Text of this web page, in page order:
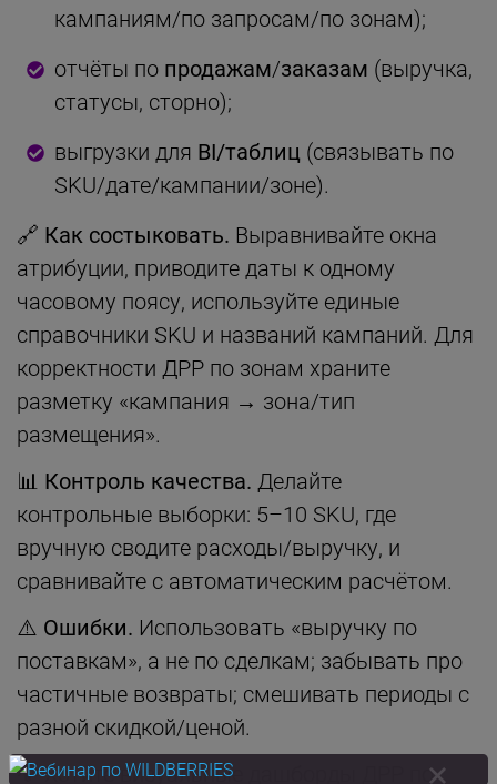
кампаниям/по запросам/по зонам);
отчёты по продажам/заказам (выручка,
статусы, сторно);
выгрузки для BI/таблиц (связывать по
SKU/дате/кампании/зоне).
🔗 Как состыковать. Выравнивайте окна
атрибуции, приводите даты к одному
часовому поясу, используйте единые
справочники SKU и названий кампаний. Для
корректности ДРР по зонам храните
разметку «кампания → зона/тип
размещения».
📊 Контроль качества. Делайте
контрольные выборки: 5–10 SKU, где
вручную сводите расходы/выручку, и
сравнивайте с автоматическим расчётом.
⚠️ Ошибки. Использовать «выручку по
поставкам», а не по сделкам; забывать про
частичные возвраты; смешивать периоды с
разной скидкой/ценой.
💡 Хотите визуальные дашборды ДРР по